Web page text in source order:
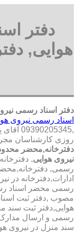
دفتر
هوایی,
دفتر اسناد رسمی
اسناد رسمی نیروی
روزی کارشناسان
دفترخانه,محضر
نیروی هوایی,
رسمی,
ادارات,دفترخانه در
رسمی محضر اسناد
مصوب ,دفتر ثبت
هوایی,دفتر ثبت سند
رسمی و ارسال
سند منزل در نیروی